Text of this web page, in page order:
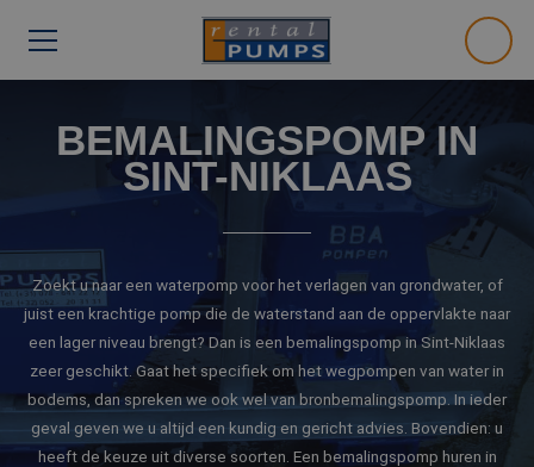
BEMALINGSPOMP IN
SINT-NIKLAAS
Zoekt u naar een waterpomp voor het verlagen van grondwater, of
juist een krachtige pomp die de waterstand aan de oppervlakte naar
een lager niveau brengt? Dan is een bemalingspomp in Sint-Niklaas
zeer geschikt. Gaat het specifiek om het wegpompen van water in
bodems, dan spreken we ook wel van bronbemalingspomp. In ieder
geval geven we u altijd een kundig en gericht advies. Bovendien: u
heeft de keuze uit diverse soorten. Een bemalingspomp huren in